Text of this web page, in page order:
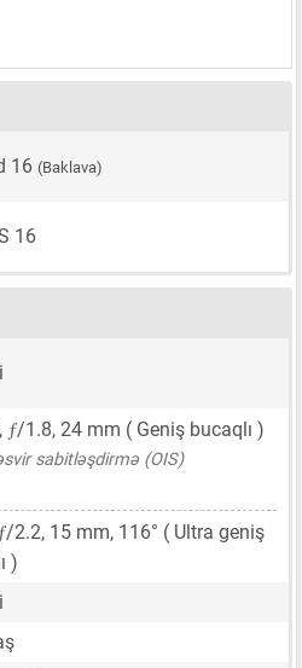
16 (Baklava)
16
, ƒ/1.8, 24 mm ( Geniş bucaqlı )
sabitləşdirmə (OIS)
ƒ/2.2, 15 mm, 116° ( Ultra geniş
)